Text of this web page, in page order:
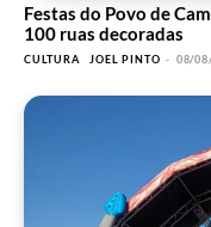
Festas do Povo de
100 ruas decoradas
CULTURA JOEL PINTO - 08/